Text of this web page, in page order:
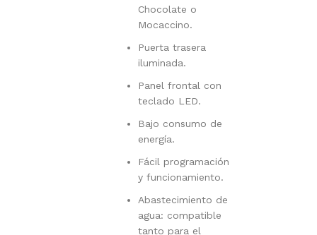
Chocolate o
Mocaccino.
Puerta trasera
iluminada.
Panel frontal con
teclado LED.
Bajo consumo de
energía.
Fácil programación
y funcionamiento.
Abastecimiento de
agua: compatible
tanto para el